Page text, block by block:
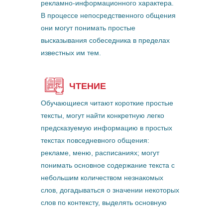
Обучающиеся читают короткие простые
тексты, могут найти конкретную легко
предсказуемую информацию в простых
текстах повседневного общения:
рекламе, меню, расписаниях; могут
понимать основное содержание текста с
небольшим количеством незнакомых
слов, догадываться о значении некоторых
слов по контексту, выделять основную
рекламно-информационного характера.
В процессе непосредственного общения
они могут понимать простые
высказывания собеседника в пределах
известных им тем.
ЧТЕНИЕ